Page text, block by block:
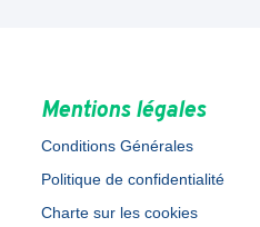
Mentions légales
Conditions Générales
Politique de confidentialité
Charte sur les cookies